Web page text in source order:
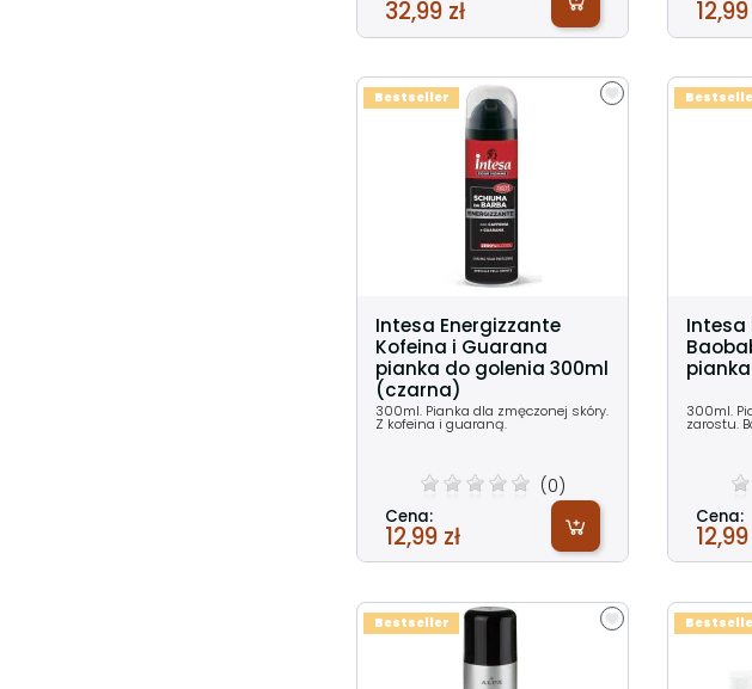
32,99 zł 12,99
Intesa Energizzante
Kofeina i Guarana
pianka do golenia 300ml
(czarna)
300ml. Pianka dla zmęczonej skóry.
Z kofeina i guaraną.
(0)
Cena:
12,99 zł
Bestseller
Intesa
300ml.
zarostu.
Cena:
12,99
Bestseller